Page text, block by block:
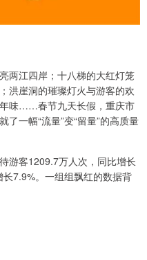
两江四岸；十八梯的大红灯笼
洪崖洞的璀璨灯火与游客的欢
味……春节九天长假，重庆市
一幅“流量”变“留量”的高质量
游客1209.7万人次，同比增长
7.9%。一组组飘红的数据背